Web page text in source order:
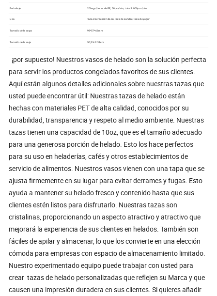
Embalaje 20bags/bolsa de PE, 50pcs/ctn, total 1.000pcs/ctn
Uso Taza de creeam helado, taza de sundae, taza de yogur
Tamaño de la copa 98*57*66mm
Tamaño de la caja 50,5*41*38cm
¡por supuesto! Nuestros vasos de helado son la solución perfecta
para servir los productos congelados favoritos de sus clientes.
Aquí están algunos detalles adicionales sobre nuestras tazas que
usted puede encontrar útil: Nuestras tazas de helado están
hechas con materiales PET de alta calidad, conocidos por su
durabilidad, transparencia y respeto al medio ambiente. Nuestras
tazas tienen una capacidad de 10oz, que es el tamaño adecuado
para una generosa porción de helado. Esto los hace perfectos
para su uso en heladerías, cafés y otros establecimientos de
servicio de alimentos. Nuestros vasos vienen con una tapa que se
ajusta firmemente en su lugar para evitar derrames y fugas. Esto
ayuda a mantener su helado fresco y contenido hasta que sus
clientes estén listos para disfrutarlo. Nuestras tazas son
cristalinas, proporcionando un aspecto atractivo y atractivo que
mejorará la experiencia de sus clientes en helados. También son
fáciles de apilar y almacenar, lo que los convierte en una elección
cómoda para empresas con espacio de almacenamiento limitado.
Nuestro experimentado equipo puede trabajar con usted para
crear tazas de helado personalizadas que reflejen su Marca y que
causen una impresión duradera en sus clientes. Si quieres añadir